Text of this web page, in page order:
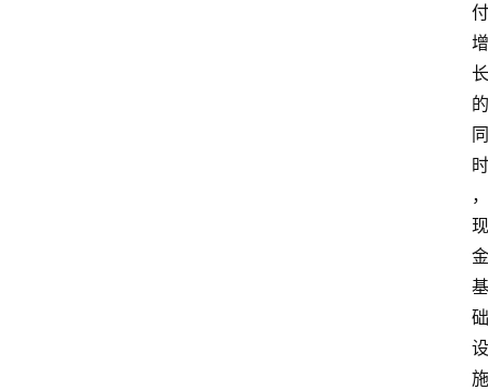
付
增
长
的
同
时
，
现
金
基
础
设
施